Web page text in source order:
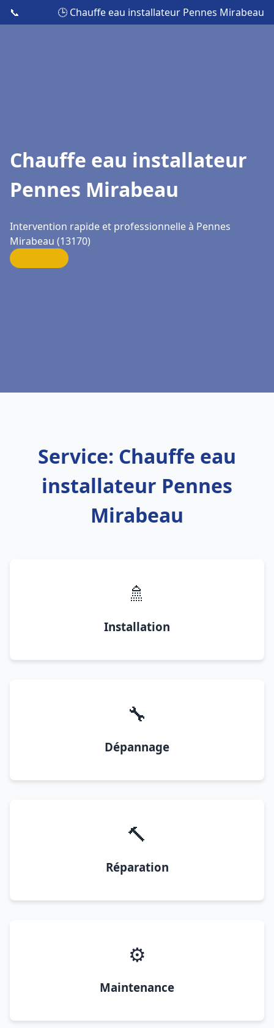
📞 🕒 Chauffe eau installateur Pennes Mirabeau
Chauffe eau installateur
Pennes Mirabeau
Intervention rapide et professionnelle à Pennes
Mirabeau (13170)
Service: Chauffe eau
installateur Pennes
Mirabeau
🚿
Installation
🔧
Dépannage
🔨
Réparation
⚙️
Maintenance